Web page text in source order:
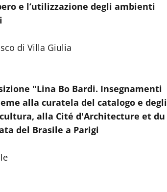
e l’utilizzazione degli ambienti
di Villa Giulia
"Lina Bo Bardi. Insegnamenti
alla curatela del catalogo e degli
alla Cité d'Architecture et du
del Brasile a Parigi